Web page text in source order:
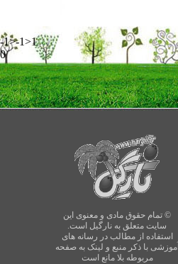
-1>-1>1
0
© تمام حقوق مادی و معنوی این
سایت متعلق به نارگیل است.
استفاده از مطالب در رسانه های
آموزشی با ذکر منبع و لینک به صفحه
مربوطه بلا مانع است